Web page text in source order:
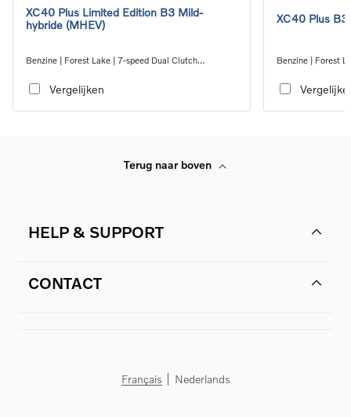
XC40 Plus Limited Edition B3 Mild-
hybride (MHEV)
Benzine | Forest Lake | 7-speed Dual Clutch
Vergelijken
XC40 Plus B3
Benzine | Forest
Terug naar boven
HELP & SUPPORT
CONTACT
Français Nederlands